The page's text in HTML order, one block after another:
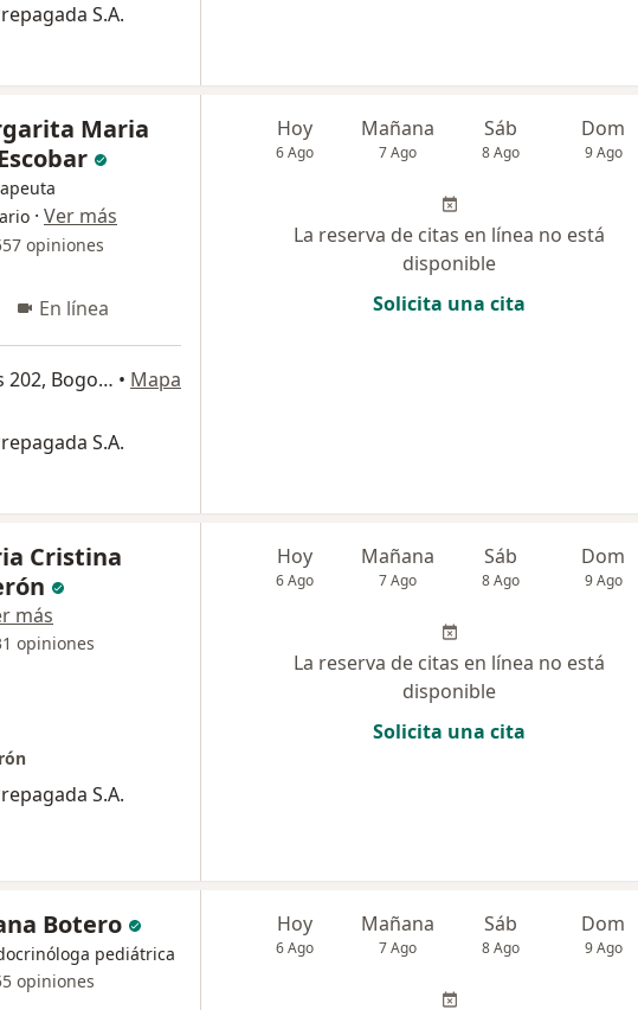
S.A.
Maria
· Ver más
opiniones
En línea
Autopista Norte 118-86 Cons 202, Bogotá • Mapa
S.A.
Hoy
6 Ago
Mañana
7 Ago
Sáb
8 Ago
Dom
9 Ago
La reserva de citas en línea no está
disponible
Solicita una cita
Cristina
más
opiniones
S.A.
Hoy
6 Ago
Mañana
7 Ago
Sáb
8 Ago
Dom
9 Ago
La reserva de citas en línea no está
disponible
Solicita una cita
Botero
pediátrica
opiniones
Hoy
6 Ago
Mañana
7 Ago
Sáb
8 Ago
Dom
9 Ago